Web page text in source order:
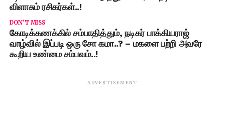
விளாசும் ரசிகர்கள்..!
DON'T MISS
கோடிக்கணக்கில் சம்பாதித்தும், நடிகர் பாக்கியராஜ்
வாழ்வில் இப்படி ஒரு சோ கமா..? – மகளை பற்றி அவரே
கூறிய உண்மை சம்பவம்..!
ADVERTISEMENT